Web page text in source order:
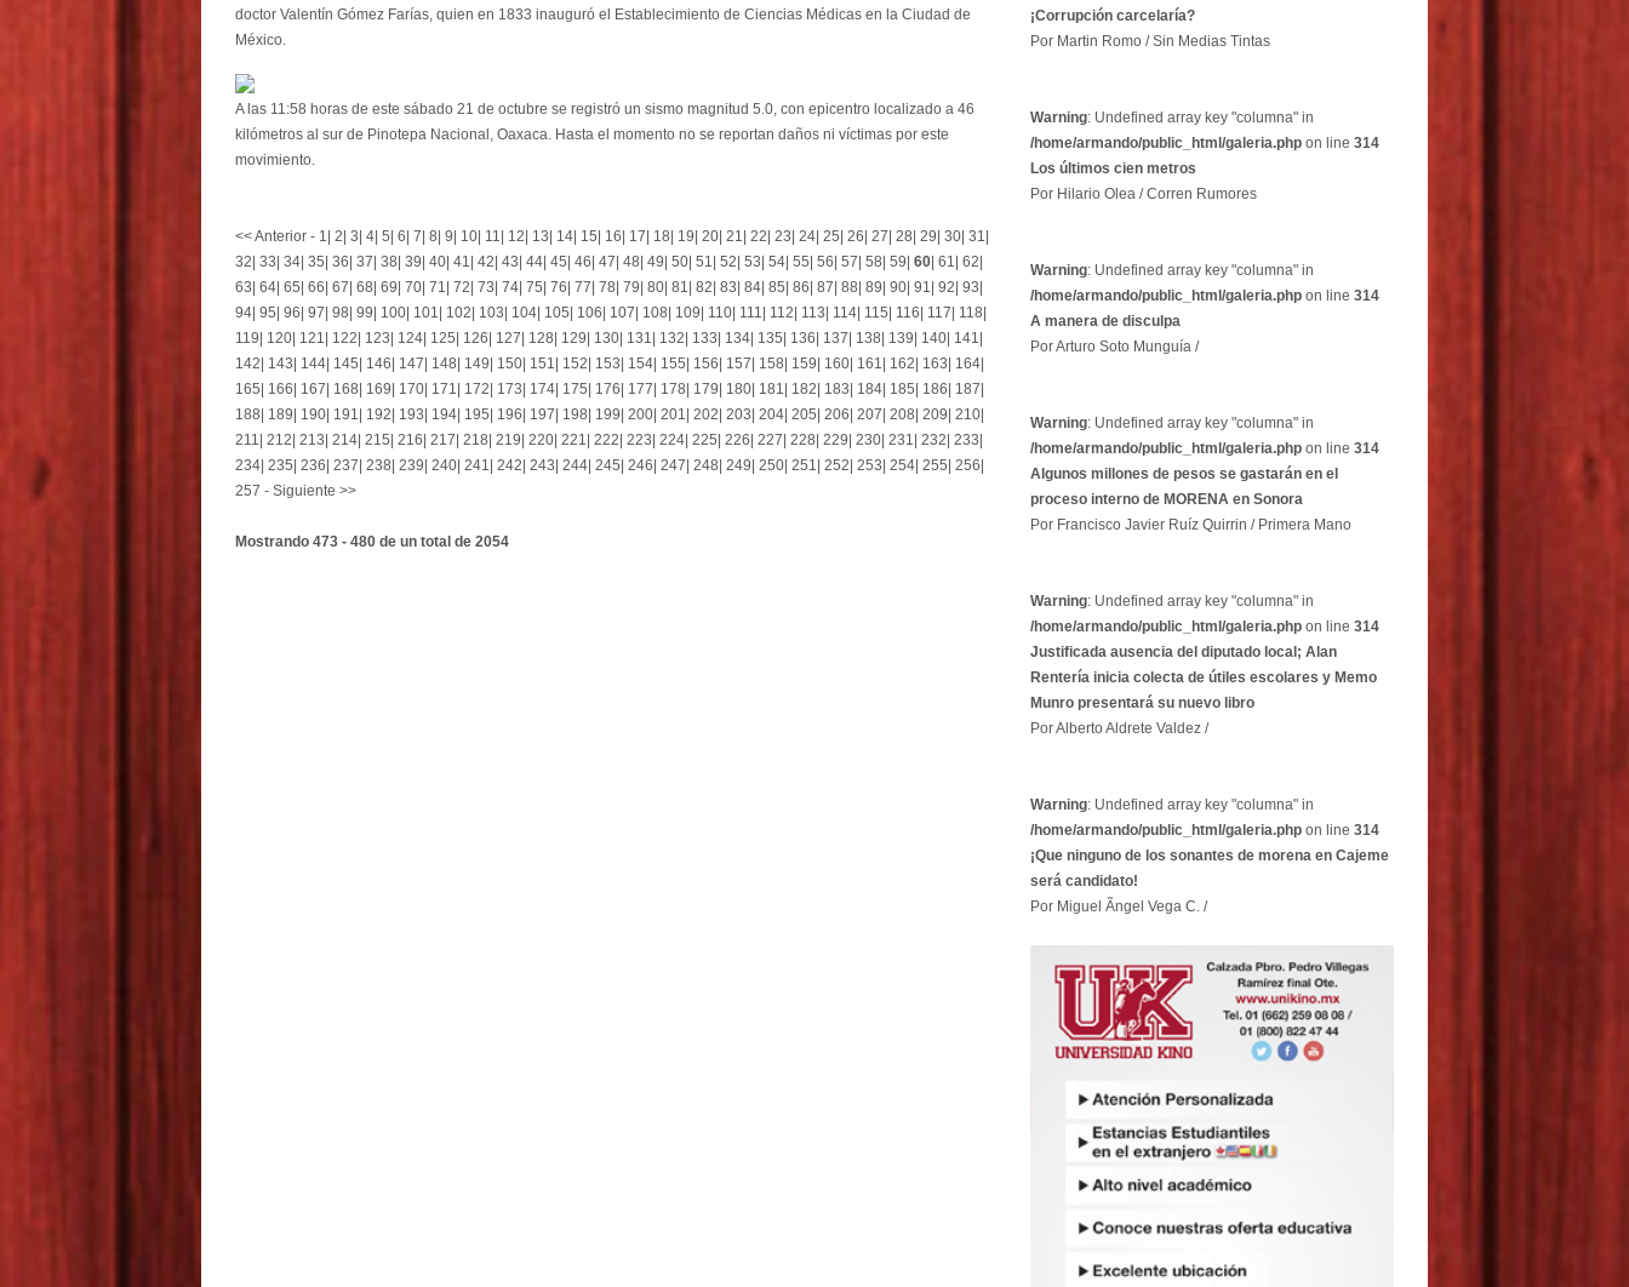
doctor Valentín Gómez Farías, quien en 1833 inauguró el Establecimiento de Ciencias Médicas en la Ciudad de
México.
A las 11:58 horas de este sábado 21 de octubre se registró un sismo magnitud 5.0, con epicentro localizado a 46
kilómetros al sur de Pinotepa Nacional, Oaxaca. Hasta el momento no se reportan daños ni víctimas por este
movimiento.
<< Anterior - 1 | 2| 3| 4| 5| 6| 7| 8| 9| 10| 11 | 12| 13| 14| 15| 16| 17| 18| 19| 20| 21 | 22| 23| 24| 25| 26| 27| 28| 29| 30| 31 |
32| 33| 34| 35| 36| 37| 38| 39| 40| 41 | 42| 43| 44| 45| 46| 47| 48| 49| 50| 51 | 52| 53| 54| 55| 56| 57| 58| 59| 60| 61 | 62|
63| 64| 65| 66| 67| 68| 69| 70| 71 | 72| 73| 74| 75| 76| 77| 78| 79| 80| 81 | 82| 83| 84| 85| 86| 87| 88| 89| 90| 91 | 92| 93|
94| 95| 96| 97| 98| 99| 100| 101 | 102| 103| 104| 105| 106| 107| 108| 109| 110| 111 | 112| 113| 114| 115| 116| 117| 118|
119| 120| 121 | 122| 123| 124| 125| 126| 127| 128| 129| 130| 131 | 132| 133| 134| 135| 136| 137| 138| 139| 140| 141 |
142| 143| 144| 145| 146| 147| 148| 149| 150| 151 | 152| 153| 154| 155| 156| 157| 158| 159| 160| 161 | 162| 163| 164|
165| 166| 167| 168| 169| 170| 171 | 172| 173| 174| 175| 176| 177| 178| 179| 180| 181 | 182| 183| 184| 185| 186| 187|
188| 189| 190| 191 | 192| 193| 194| 195| 196| 197| 198| 199| 200| 201 | 202| 203| 204| 205| 206| 207| 208| 209| 210|
211 | 212| 213| 214| 215| 216| 217| 218| 219| 220| 221 | 222| 223| 224| 225| 226| 227| 228| 229| 230| 231 | 232| 233|
234| 235| 236| 237| 238| 239| 240| 241 | 242| 243| 244| 245| 246| 247| 248| 249| 250| 251 | 252| 253| 254| 255| 256|
257 - Siguiente >>
Mostrando 473 - 480 de un total de 2054
¡Corrupción carcelaría?
Por Martin Romo / Sin Medias Tintas
Warning: Undefined array key "columna" in
/home/armando/public_html/galeria.php on line 314
Los últimos cien metros
Por Hilario Olea / Corren Rumores
Warning: Undefined array key "columna" in
/home/armando/public_html/galeria.php on line 314
A manera de disculpa
Por Arturo Soto Munguía /
Warning: Undefined array key "columna" in
/home/armando/public_html/galeria.php on line 314
Algunos millones de pesos se gastarán en el
proceso interno de MORENA en Sonora
Por Francisco Javier Ruíz Quirrin / Primera Mano
Warning: Undefined array key "columna" in
/home/armando/public_html/galeria.php on line 314
Justificada ausencia del diputado local; Alan
Rentería inicia colecta de útiles escolares y Memo
Munro presentará su nuevo libro
Por Alberto Aldrete Valdez /
Warning: Undefined array key "columna" in
/home/armando/public_html/galeria.php on line 314
¡Que ninguno de los sonantes de morena en Cajeme
será candidato!
Por Miguel Ãngel Vega C. /